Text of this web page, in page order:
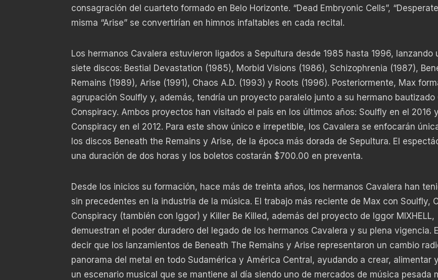
consagración del cuarteto formado en Belo Horizonte. “Dead Embryonic Cells”,
misma “Arise” se convertirían en himnos infaltables en cada recital.
Los hermanos Cavalera estuvieron ligados a Sepultura desde 1985 hasta 1996, lanzando
siete discos: Bestial Devastation (1985), Morbid Visions (1986), Schizophrenia (1987),
Remains (1989), Arise (1991), Chaos A.D. (1993) y Roots (1996). Posteriormente, Max
agrupación Soulfly y, además, tendría un proyecto paralelo junto a su hermano bautizado
Conspiracy. Ambos proyectos han visitado el país en los últimos años: Soulfly en el 2016
Conspiracy en el 2012. Para este show único e irrepetible, los Cavalera se enfocarán
los discos Beneath the Remains y Arise, de la época más dorada de Sepultura. El
una duración de dos horas y los boletos costarán $700.00 en preventa.
Desde los inicios su formación, hace más de treinta años, los hermanos Cavalera han
sin precedentes en la industria de la música. El trabajo más reciente de Max con Soulfly,
Conspiracy (también con Iggor) y Killer Be Killed, además del proyecto de Iggor MIXHELL,
demuestran el poder duradero del legado de los hermanos Cavalera y su plena vigencia.
decir que los lanzamientos de Beneath The Remains y Arise representaron un cambio
panorama del metal en todo Sudamérica y América Central, ayudando a crear, alimentar
un escenario musical que se mantiene al día siendo uno de mercados de música pesada